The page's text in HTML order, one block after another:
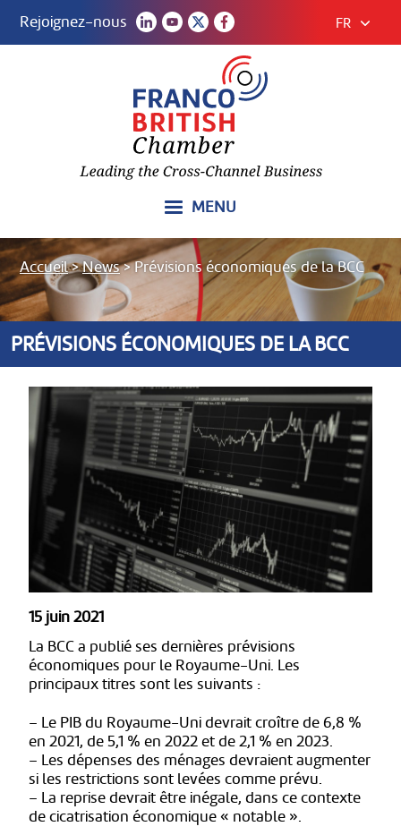
Rejoignez-nous FR
MENU
Accueil>News>Prévisions économiques de la BCC
PRÉVISIONS ÉCONOMIQUES DE LA BCC
15 juin 2021
La BCC a publié ses dernières prévisions
économiques pour le Royaume-Uni. Les
principaux titres sont les suivants :
– Le PIB du Royaume-Uni devrait croître de 6,8 %
en 2021, de 5,1 % en 2022 et de 2,1 % en 2023.
– Les dépenses des ménages devraient augmenter
si les restrictions sont levées comme prévu.
– La reprise devrait être inégale, dans ce contexte
de cicatrisation économique « notable ».